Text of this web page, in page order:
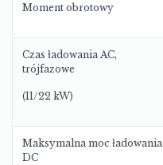
Moment obrotowy
Czas ładowania AC,
trójfazowe
(11/22 kW)
Maksymalna moc ładowania
DC